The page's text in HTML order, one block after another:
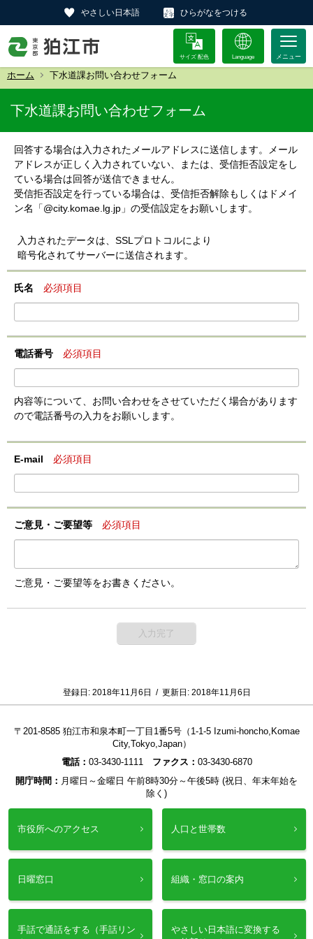
やさしい日本語 ひらがなをつける
サイズ 配色 Language
ホーム 下水道課お問い合わせフォーム
下水道課お問い合わせフォーム
回答する場合は入力されたメールアドレスに送信します。メール
アドレスが正しく入力されていない、または、受信拒否設定をし
ている場合は回答が送信できません。
受信拒否設定を行っている場合は、受信拒否解除もしくはドメイ
ン名「@city.komae.lg.jp」の受信設定をお願いします。
入力されたデータは、SSLプロトコルにより
暗号化されてサーバーに送信されます。
氏名 必須項目
電話番号 必須項目
内容等について、お問い合わせをさせていただく場合があります
ので電話番号の入力をお願いします。
E-mail 必須項目
ご意見・ご要望等 必須項目
ご意見・ご要望等をお書きください。
登録日: 2018年11月6日 / 更新日: 2018年11月6日
〒201-8585 狛江市和泉本町一丁目1番5号（1-1-5 Izumi-honcho,Komae
City,Tokyo,Japan）
電話： 03-3430-1111 ファクス： 03-3430-6870
開庁時間： 月曜日～金曜日 午前8時30分～午後5時 (祝日、年末年始を
除く)
市役所へのアクセス 人口と世帯数
日曜窓口 組織・窓口の案内
手話で通話をする（手話リン
やさしい日本語に変換する